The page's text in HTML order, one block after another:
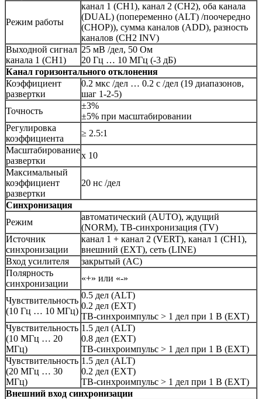
Режим работы
канал 1 (CH1), канал 2 (CH2), оба канала
(DUAL) (попеременно (ALT) /поочередно
(CHOP)), сумма каналов (ADD), разность
каналов (CH2 INV)
Выходной сигнал
канала 1 (CH1)
25 мВ /дел, 50 Ом
20 Гц … 10 МГц (-3 дБ)
Канал горизонтального отклонения
Коэффициент
развертки
0.2 мкс /дел … 0.2 с /дел (19 диапазонов,
шаг 1-2-5)
Точность
±3%
±5% при масштабировании
Регулировка
коэффициента
≥ 2.5:1
Масштабирование
развертки
х 10
Максимальный
коэффициент
развертки
20 нс /дел
Синхронизация
Режим
автоматический (AUTO), ждущий
(NORM), ТВ-синхронизация (TV)
Источник
синхронизации
канал 1 + канал 2 (VERT), канал 1 (CH1),
внешний (EXT), сеть (LINE)
Вход усилителя
закрытый (AC)
Полярность
синхронизации
«+» или «-»
Чувствительность
(10 Гц … 10 МГц)
0.5 дел (ALT)
0.2 дел (EXT)
ТВ-синхроимпульс > 1 дел при 1 В (EXT)
Чувствительность
(10 МГц … 20
МГц)
1.5 дел (ALT)
0.8 дел (EXT)
ТВ-синхроимпульс > 1 дел при 1 В (EXT)
Чувствительность
(20 МГц … 30
МГц)
1.5 дел (ALT)
0.2 дел (EXT)
ТВ-синхроимпульс > 1 дел при 1 В (EXT)
Внешний вход синхронизации